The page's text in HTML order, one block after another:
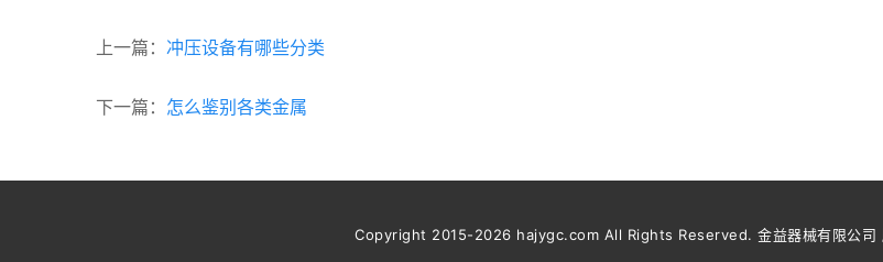
上一篇： 冲压设备有哪些分类
下一篇： 怎么鉴别各类金属
Copyright 2015-2026 hajygc.com All Rights Reserved. 金益器械有限公司